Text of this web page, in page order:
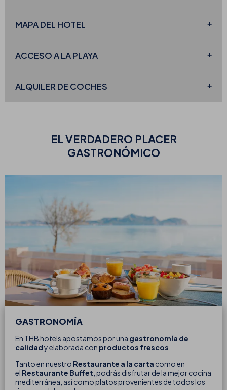
MAPA DEL HOTEL
ACCESOA LA PLAYA
ALQUILER DE COCHES
EL VERDADERO PLACER
GASTRONÓMICO
GASTRONOMÍA
En THB hotels apostamos por una gastronomía de
calidady elaborada con productos frescos
Tanto en nuestro Restaurante a la carta como en
el Restaurante Buffet , podrás disfrutar de la mejor cocina
mediterránea, así como platos provenientes de todos los